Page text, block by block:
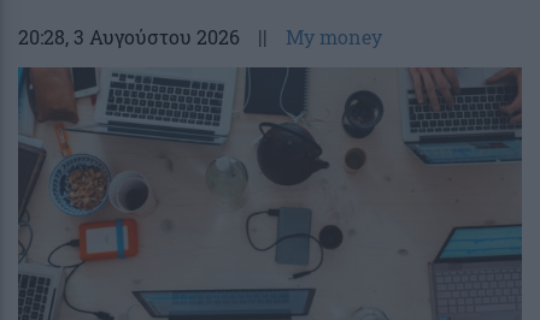
20:28, 3 Αυγούστου 2026 || My money